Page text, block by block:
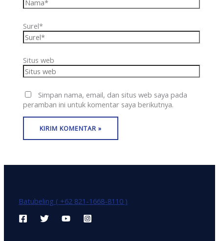
Surel*
Situs web
Simpan nama, email, dan situs web saya pada
peramban ini untuk komentar saya berikutnya.
Batubeling ( +62 821-1668-8110 )